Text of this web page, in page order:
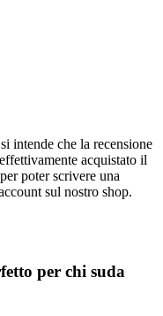
intende che la recensione
acquistato il
poter scrivere una
sul nostro shop.
per chi suda